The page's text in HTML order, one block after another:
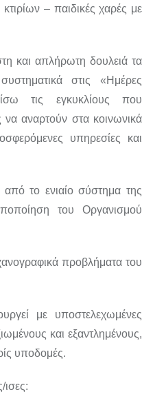
– παιδικές χαρές με
και απλήρωτη δουλειά τα
στις «Ημέρες
τις εγκυκλίους που
αναρτούν στα κοινωνικά
υπηρεσίες και
το ενιαίο σύστημα της
του Οργανισμού
προβλήματα του
με υποστελεχωμένες
και εξαντλημένους,
υποδομές.